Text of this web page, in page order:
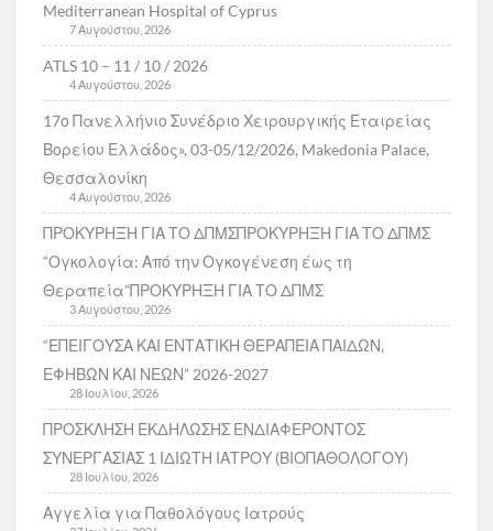
Mediterranean Hospital of Cyprus
7 Αυγούστου, 2026
ATLS 10 – 11 / 10 / 2026
4 Αυγούστου, 2026
17ο Πανελλήνιο Συνέδριο Χειρουργικής Εταιρείας
Βορείου Ελλάδος», 03-05/12/2026, Makedonia Palace,
Θεσσαλονίκη
4 Αυγούστου, 2026
ΠΡΟΚΥΡΗΞΗ ΓΙΑ ΤΟ ΔΠΜΣΠΡΟΚΥΡΗΞΗ ΓΙΑ ΤΟ ΔΠΜΣ
“Ογκολογία: Από την Ογκογένεση έως τη
Θεραπεία”ΠΡΟΚΥΡΗΞΗ ΓΙΑ ΤΟ ΔΠΜΣ
3 Αυγούστου, 2026
“ΕΠΕΙΓΟΥΣΑ ΚΑΙ ΕΝΤΑΤΙΚΗ ΘΕΡΑΠΕΙΑ ΠΑΙΔΩΝ,
ΕΦΗΒΩΝ ΚΑΙ ΝΕΩΝ” 2026-2027
28 Ιουλίου, 2026
ΠΡΟΣΚΛΗΣΗ ΕΚΔΗΛΩΣΗΣ ΕΝΔΙΑΦΕΡΟΝΤΟΣ
ΣΥΝΕΡΓΑΣΙΑΣ 1 ΙΔΙΩΤΗ ΙΑΤΡΟΥ (ΒΙΟΠΑΘΟΛΟΓΟΥ)
28 Ιουλίου, 2026
Αγγελία για Παθολόγους Ιατρούς